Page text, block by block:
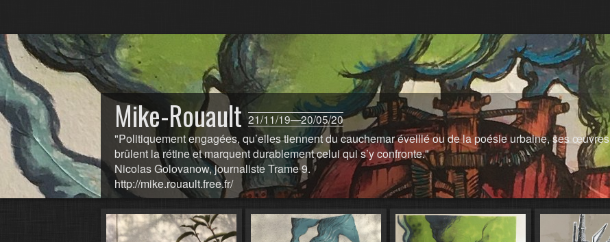
Mike-Rouault21/11/19—20/05/20
"Politiquement engagées, qu’elles tiennent du cauchemar éveillé ou de la poésie urbaine, ses œuvres
brûlent la rétine et marquent durablement celui qui s’y confronte."
Nicolas Golovanow, journaliste Trame 9.
http://mike.rouault.free.fr/